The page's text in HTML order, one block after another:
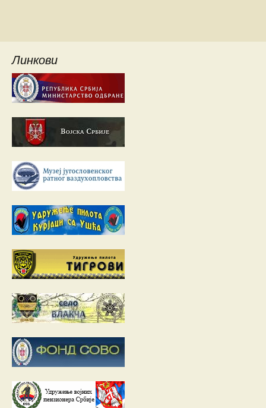
Линкови